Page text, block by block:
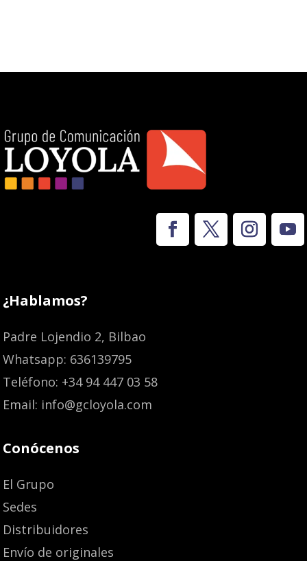
¿Hablamos?
Padre Lojendio 2, Bilbao
Whatsapp: 636139795
Teléfono: +34 94 447 03 58
Email: info@gcloyola.com
Conócenos
El Grupo
Sedes
Distribuidores
Envío de originales